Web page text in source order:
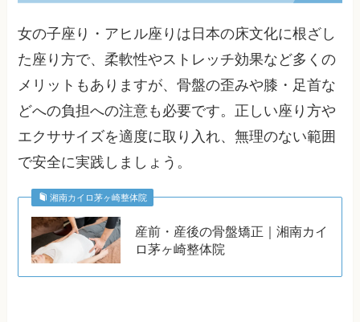
女の子座り・アヒル座りは日本の床文化に根ざし
た座り方で、柔軟性やストレッチ効果など多くの
メリットもありますが、骨盤の歪みや膝・足首な
どへの負担への注意も必要です。正しい座り方や
エクササイズを適度に取り入れ、無理のない範囲
で安全に実践しましょう。
湘南カイロ茅ヶ崎整体院
産前・産後の骨盤矯正｜湘南カイ
ロ茅ヶ崎整体院